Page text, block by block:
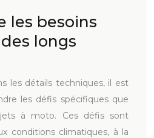
les besoins
longs
les détails techniques, il est
les défis spécifiques que
à moto. Ces défis sont
conditions climatiques, à la